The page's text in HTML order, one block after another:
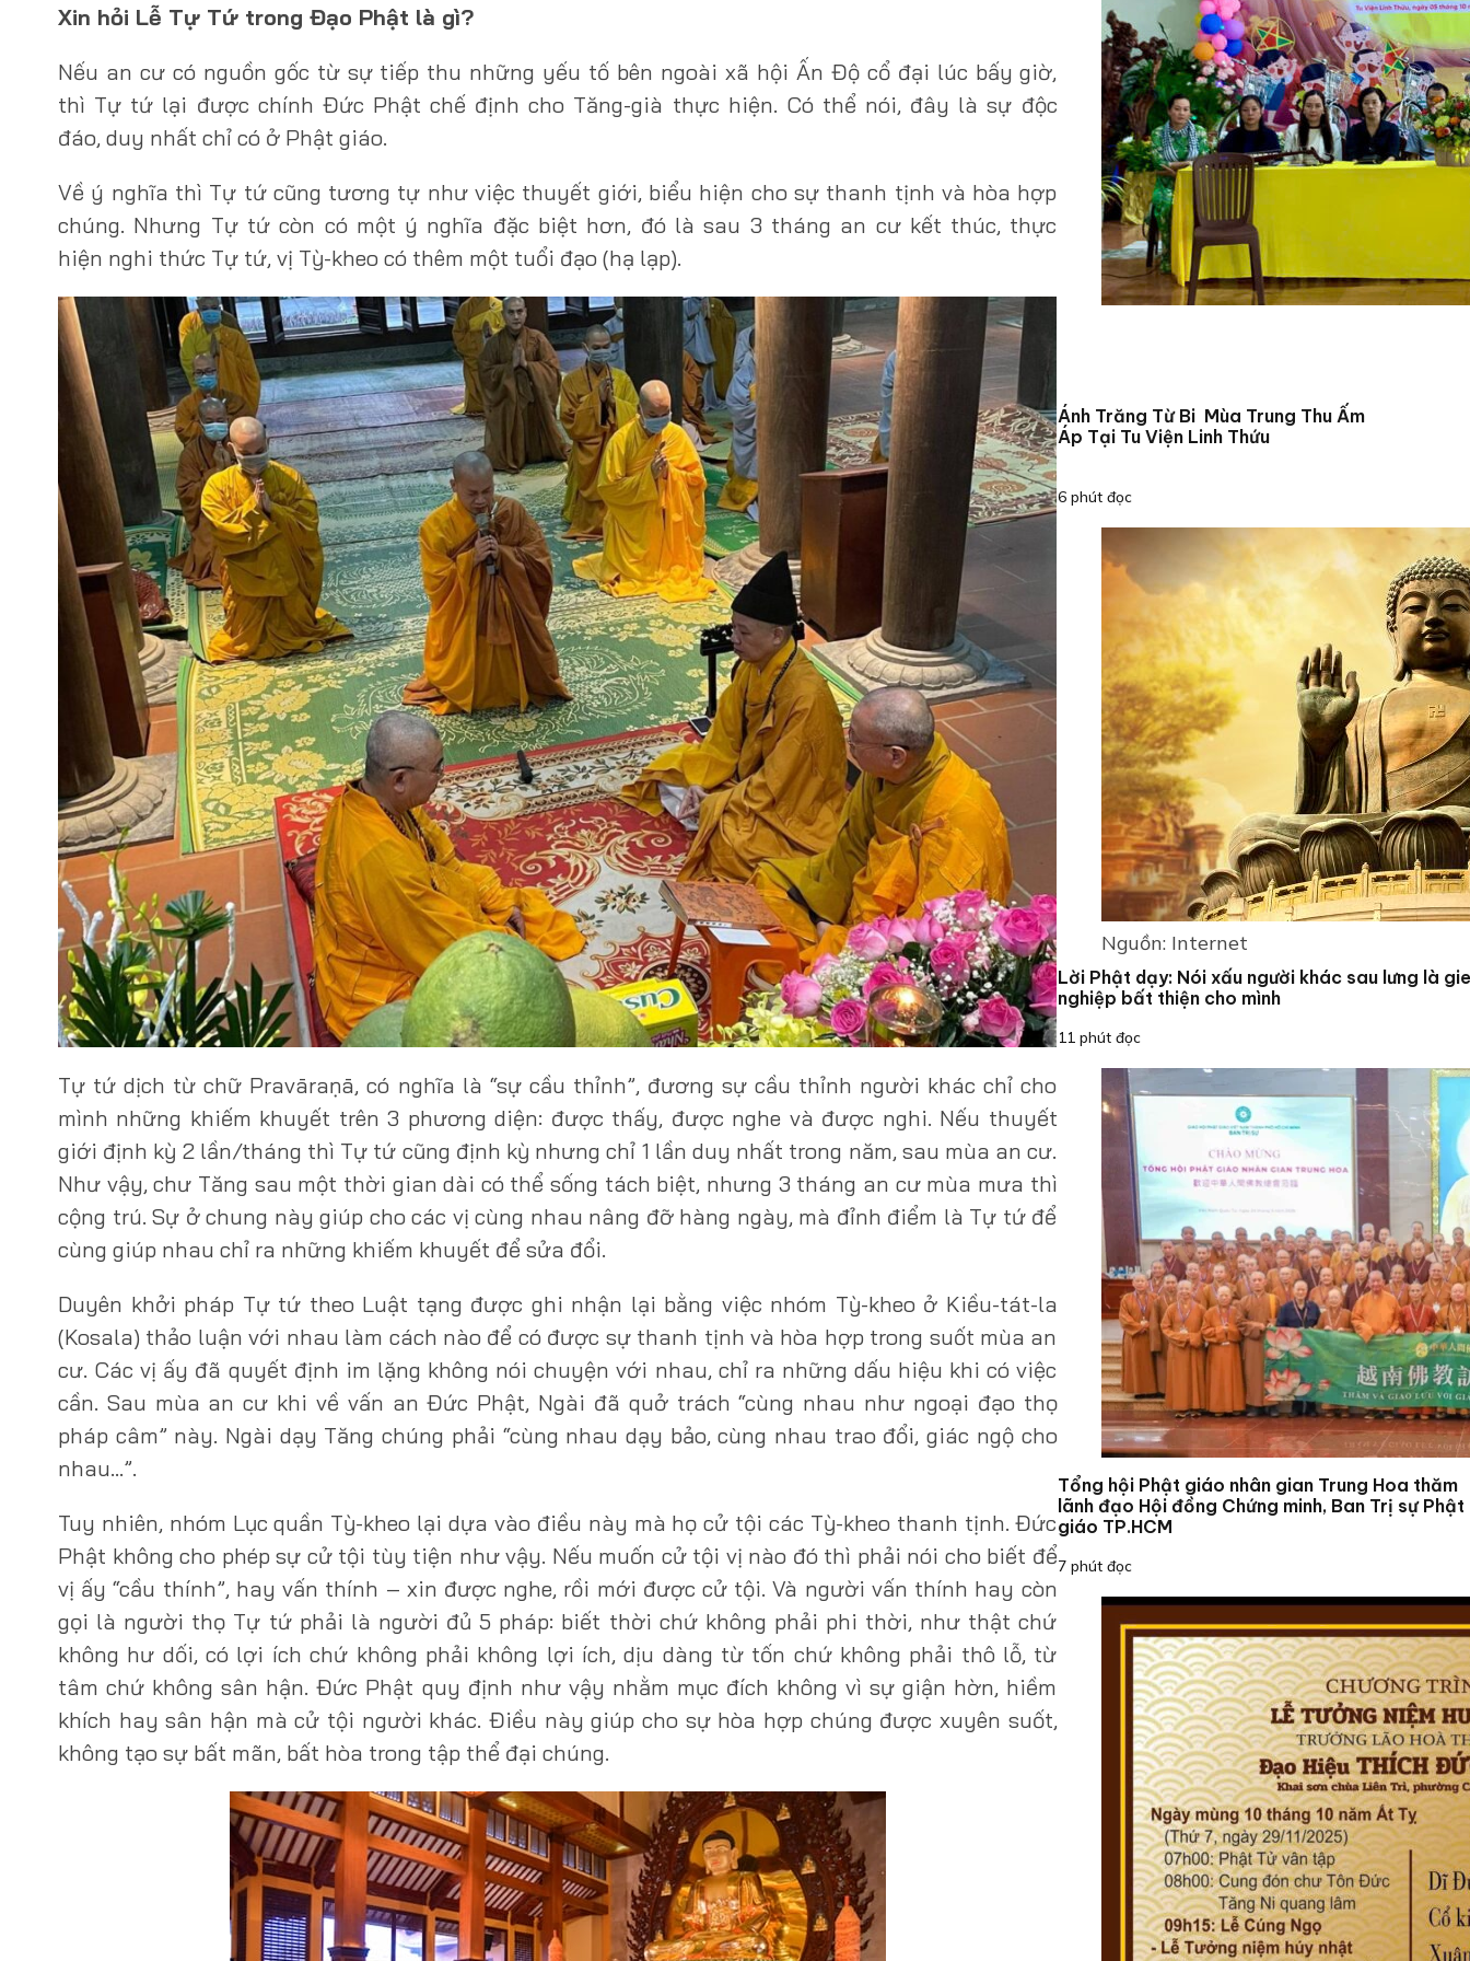
Xin hỏi Lễ Tự Tứ trong Đạo Phật là gì?
Nếu an cư có nguồn gốc từ sự tiếp thu những yếu tố bên ngoài xã hội Ấn Độ cổ đại lúc bấy giờ,
thì Tự tứ lại được chính Đức Phật chế định cho Tăng-già thực hiện. Có thể nói, đây là sự độc
đáo, duy nhất chỉ có ở Phật giáo.
Về ý nghĩa thì Tự tứ cũng tương tự như việc thuyết giới, biểu hiện cho sự thanh tịnh và hòa hợp
chúng. Nhưng Tự tứ còn có một ý nghĩa đặc biệt hơn, đó là sau 3 tháng an cư kết thúc, thực
hiện nghi thức Tự tứ, vị Tỳ-kheo có thêm một tuổi đạo (hạ lạp).
Tự tứ dịch từ chữ Pravāraṇā, có nghĩa là “sự cầu thỉnh”, đương sự cầu thỉnh người khác chỉ cho
mình những khiếm khuyết trên 3 phương diện: được thấy, được nghe và được nghi. Nếu thuyết
giới định kỳ 2 lần/tháng thì Tự tứ cũng định kỳ nhưng chỉ 1 lần duy nhất trong năm, sau mùa an cư.
Như vậy, chư Tăng sau một thời gian dài có thể sống tách biệt, nhưng 3 tháng an cư mùa mưa thì
cộng trú. Sự ở chung này giúp cho các vị cùng nhau nâng đỡ hàng ngày, mà đỉnh điểm là Tự tứ để
cùng giúp nhau chỉ ra những khiếm khuyết để sửa đổi.
Duyên khởi pháp Tự tứ theo Luật tạng được ghi nhận lại bằng việc nhóm Tỳ-kheo ở Kiều-tát-la
(Kosala) thảo luận với nhau làm cách nào để có được sự thanh tịnh và hòa hợp trong suốt mùa an
cư. Các vị ấy đã quyết định im lặng không nói chuyện với nhau, chỉ ra những dấu hiệu khi có việc
cần. Sau mùa an cư khi về vấn an Đức Phật, Ngài đã quở trách “cùng nhau như ngoại đạo thọ
pháp câm” này. Ngài dạy Tăng chúng phải “cùng nhau dạy bảo, cùng nhau trao đổi, giác ngộ cho
nhau…”.
Tuy nhiên, nhóm Lục quần Tỳ-kheo lại dựa vào điều này mà họ cử tội các Tỳ-kheo thanh tịnh. Đức
Phật không cho phép sự cử tội tùy tiện như vậy. Nếu muốn cử tội vị nào đó thì phải nói cho biết để
vị ấy “cầu thính”, hay vấn thính – xin được nghe, rồi mới được cử tội. Và người vấn thính hay còn
gọi là người thọ Tự tứ phải là người đủ 5 pháp: biết thời chứ không phải phi thời, như thật chứ
không hư dối, có lợi ích chứ không phải không lợi ích, dịu dàng từ tốn chứ không phải thô lỗ, từ
tâm chứ không sân hận. Đức Phật quy định như vậy nhằm mục đích không vì sự giận hờn, hiềm
khích hay sân hận mà cử tội người khác. Điều này giúp cho sự hòa hợp chúng được xuyên suốt,
không tạo sự bất mãn, bất hòa trong tập thể đại chúng.
Ánh Trăng Từ Bi Mùa Trung Thu Ấm
Áp Tại Tu Viện Linh Thứu
6 phút đọc
Nguồn: Internet
Lời Phật dạy: Nói xấu người khác sau lưng là
nghiệp bất thiện cho mình
11 phút đọc
Tổng hội Phật giáo nhân gian Trung Hoa thăm
lãnh đạo Hội đồng Chứng minh, Ban Trị sự Phật
giáo TP.HCM
7 phút đọc